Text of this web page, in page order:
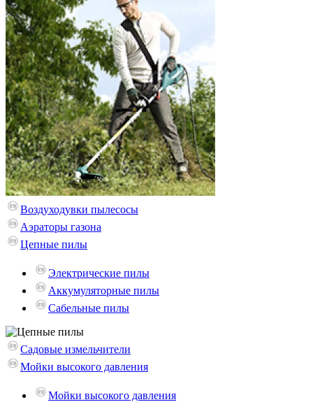
Воздуходувки пылесосы
Аэраторы газона
Цепные пилы
Электрические пилы
Аккумуляторные пилы
Сабельные пилы
Садовые измельчители
Мойки высокого давления
Mойки высокого давления